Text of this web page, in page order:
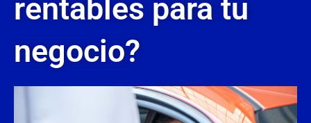
rentables para tu
negocio?